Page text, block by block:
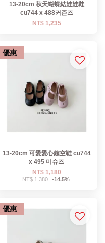
13-20cm 秋天蝴蝶結娃娃鞋
cu744 x 488커즌즈
NT$ 1,235
優惠
13-20cm 可愛愛心鏤空鞋 cu744
x 495 미슈즈
NT$ 1,180
NT$ 1,380 -14.5%
優惠